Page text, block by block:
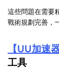
這些問題在需要
戰術規劃完善，
【UU加速
工具